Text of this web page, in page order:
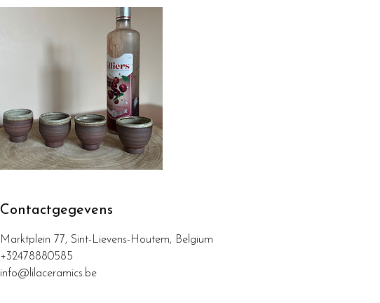
Contactgegevens
Marktplein 77, Sint-Lievens-Houtem, Belgium
+32478880585
info@lilaceramics.be